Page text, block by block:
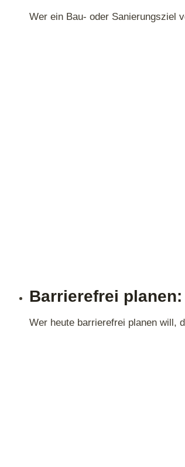
Wer ein Bau- oder Sanierungsziel
Barrierefrei
Wer heute barrierefrei planen will,